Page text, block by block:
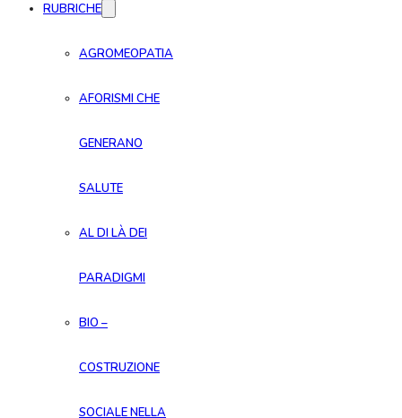
RUBRICHE
AGROMEOPATIA
AFORISMI CHE
GENERANO
SALUTE
AL DI LÀ DEI
PARADIGMI
BIO –
COSTRUZIONE
SOCIALE NELLA